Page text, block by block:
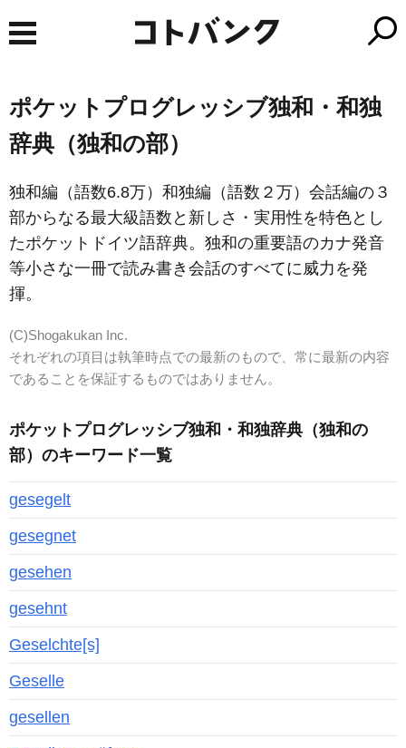
ポケットプログレッシブ独和・和独
辞典（独和の部）
独和編（語数6.8万）和独編（語数２万）会話編の３
部からなる最大級語数と新しさ・実用性を特色とし
たポケットドイツ語辞典。独和の重要語のカナ発音
等小さな一冊で読み書き会話のすべてに威力を発
揮。
(C)Shogakukan Inc.
それぞれの項目は執筆時点での最新のもので、常に最新の内容
であることを保証するものではありません。
ポケットプログレッシブ独和・和独辞典（独和の
部）のキーワード一覧
gesegelt
gesegnet
gesehen
gesehnt
Geselchte[s]
Geselle
gesellen